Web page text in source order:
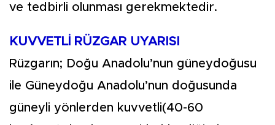
ve tedbirli olunması gerekmektedir.
KUVVETLİ RÜZGAR UYARISI
Rüzgarın; Doğu Anadolu’nun güneydoğusu
ile Güneydoğu Anadolu’nun doğusunda
güneyli yönlerden kuvvetli(40-60